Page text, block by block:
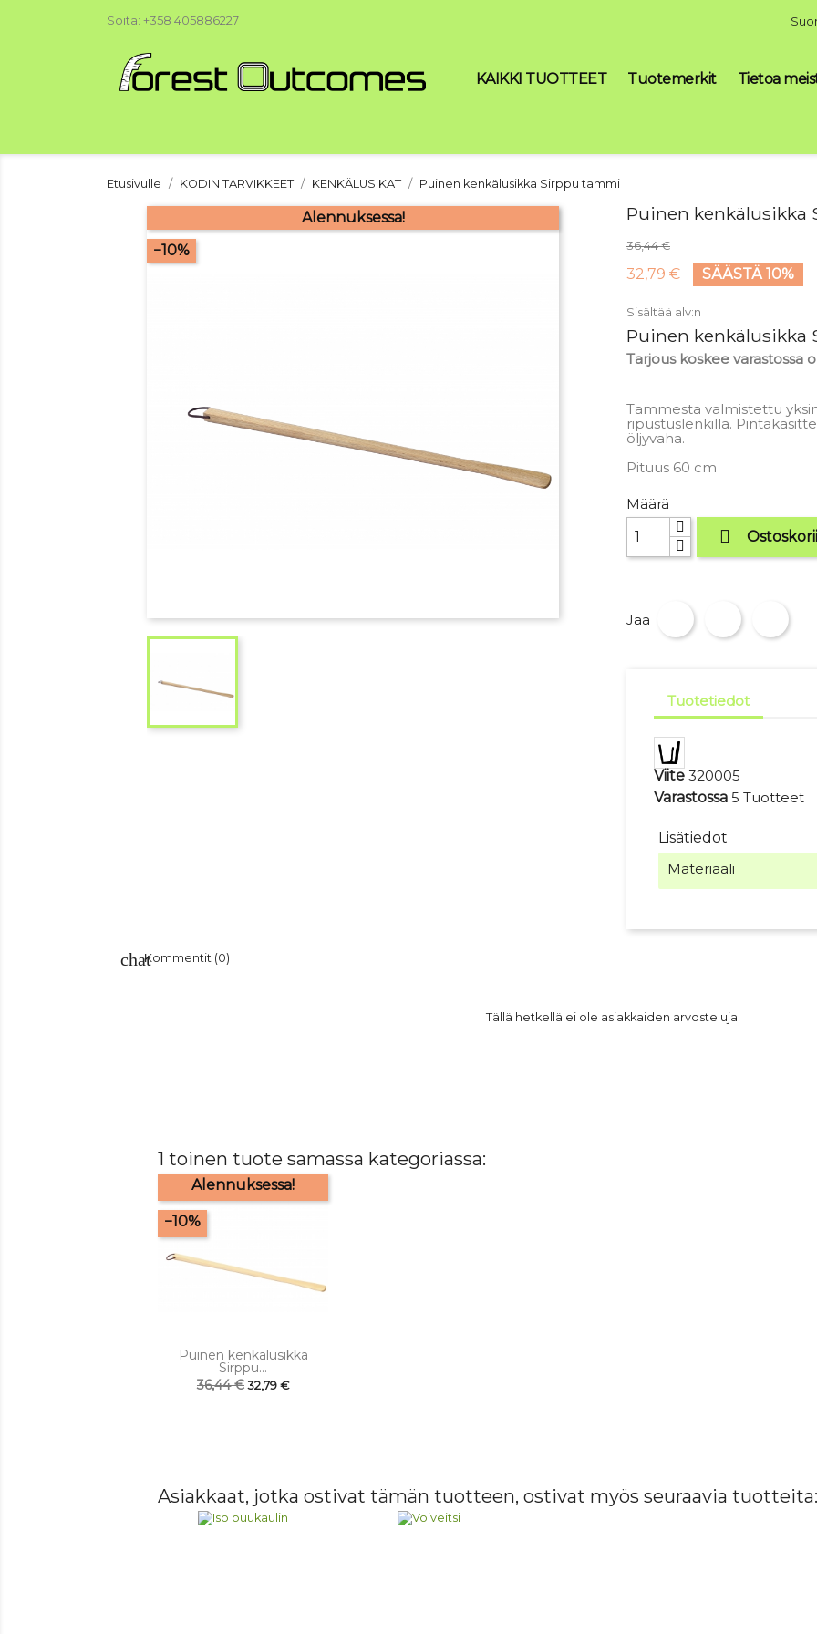
Soita: +358 405886227
KAIKKI TUOTTEET Tuotemerkit Tietoa
Etusivulle KODIN TARVIKKEET KENKÄLUSIKAT Puinen kenkälusikka Sirppu tammi
Alennuksessa!
−10%
Puinen kenkälusikka
36,44 €
32,79 € SÄÄSTÄ 10%
Sisältää alv:n
Puinen kenkälusikka
Tarjous koskee varastossa
Tammesta valmistettu
ripustuslenkillä.
öljyvaha.
Pituus 60 cm
Määrä

Jaa
Tuotetiedot
Viite 320005
Varastossa 5 Tuotteet
Lisätiedot
Materiaali
Kommentit (0)
Tällä hetkellä ei ole asiakkaiden arvosteluja.
1 toinen tuote samassa kategoriassa:
Puinen kenkälusikka
Sirppu...
Normaalihinta
36,44 € Hinta
32,79 €
Alennuksessa!
−10%
 Pikakatselu
Asiakkaat, jotka ostivat tämän tuotteen, ostivat myös seuraavia tuotteita: